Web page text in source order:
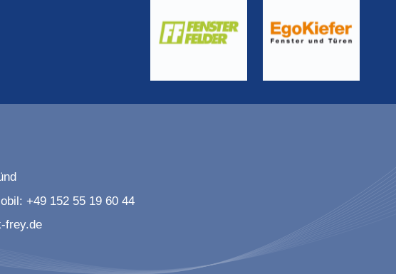
+49 152 55 19 60 44
frey.de